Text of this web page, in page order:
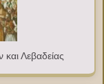
Λεβαδείας